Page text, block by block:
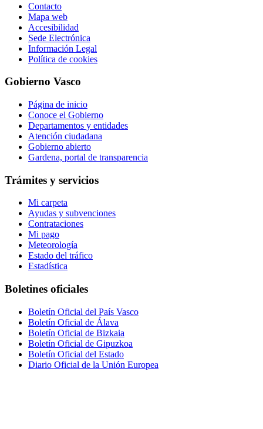
Contacto
Mapa web
Accesibilidad
Sede Electrónica
Información Legal
Política de cookies
Gobierno Vasco
Página de inicio
Conoce el Gobierno
Departamentos y entidades
Atención ciudadana
Gobierno abierto
Gardena, portal de transparencia
Trámites y servicios
Mi carpeta
Ayudas y subvenciones
Contrataciones
Mi pago
Meteorología
Estado del tráfico
Estadística
Boletines oficiales
Boletín Oficial del País Vasco
Boletín Oficial de Álava
Boletín Oficial de Bizkaia
Boletín Oficial de Gipuzkoa
Boletín Oficial del Estado
Diario Oficial de la Unión Europea